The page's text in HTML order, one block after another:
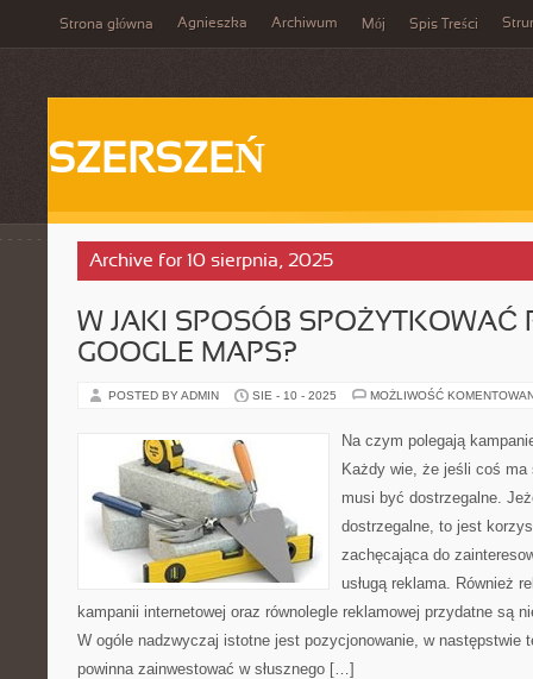
Strona główna Agnieszka Archiwum Mój Spis Treści
SZERSZEŃ
Archive for 10 sierpnia, 2025
W JAKI SPOSÓB SPOŻYTKOWAĆ
GOOGLE MAPS?
POSTED BY ADMIN SIE - 10 - 2025 MOŻLIWOŚĆ
Na czym polegają
Każdy wie, że jeśli coś ma
musi być dostrzegalne.
dostrzegalne, to jest
zachęcająca do
usługą reklama. Również
kampanii internetowej oraz równolegle reklamowej przydatne są
W ogóle nadzwyczaj istotne jest pozycjonowanie, w następstwie
powinna zainwestować w słusznego […]